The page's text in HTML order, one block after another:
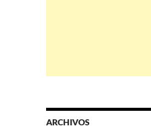
ARCHIVOS